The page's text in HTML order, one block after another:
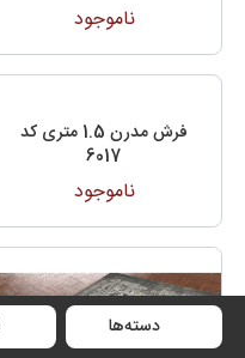
دسته‌ها
ناموجود
فرش مدرن 1.5 متری کد
6017
ناموجود